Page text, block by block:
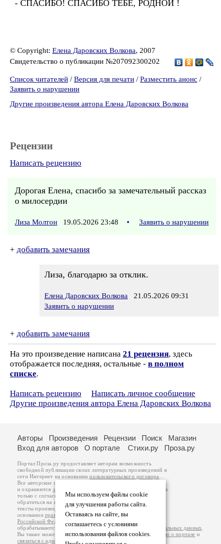
- СПАСИБО! СПАСИБО ТЕБЕ, РОДНОЙ !
© Copyright: Елена Даровских Волкова, 2007
Свидетельство о публикации №207092300202
Список читателей / Версия для печати / Разместить анонс /
Заявить о нарушении
Другие произведения автора Елена Даровских Волкова
Рецензии
Написать рецензию
Дорогая Елена, спасибо за замечательный рассказ
о милосердии
Лиза Молтон 19.05.2026 23:48 • Заявить о нарушении
+ добавить замечания
Лиза, благодарю за отклик.
Елена Даровских Волкова 21.05.2026 09:31
Заявить о нарушении
+ добавить замечания
На это произведение написана 21 рецензия, здесь
отображается последняя, остальные - в полном
списке.
Написать рецензию
Написать личное сообщение
Другие произведения автора Елена Даровских Волкова
Мы используем файлы cookie
для улучшения работы сайта.
Оставаясь на сайте, вы
соглашаетесь с условиями
использования файлов cookies.
Авторы Произведения Рецензии Поиск
Магазин
Вход для авторов
О портале Стихи.ру Проза.ру
Портал Проза.ру предоставляет авторам возможность
свободной публикации своих литературных произведений в
сети Интернет на основаниипользовательского договора
Все авторские права на произведения принадлежат авторам
и охраняются законом
. Перепечатка произведений возможна
только с согласия его автора, к которому вы можете
обратиться на его авторской странице. Ответственность за
тексты произведений авторы несут самостоятельно на
основанииправил публикацииизаконодательства
Российской Федерации
обрабатываются на основанииПолитики обработки персональных данных
Вы также можете посмотреть более подробнуюинформацию о портале и
связаться с администрацией